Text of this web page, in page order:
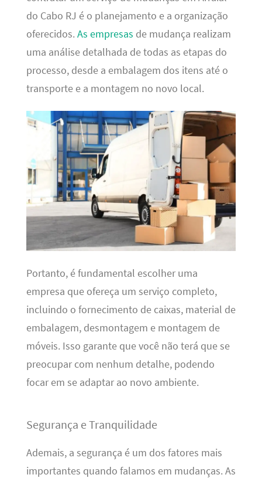
do Cabo RJ é o planejamento e a organização
oferecidos. As empresas de mudança realizam
uma análise detalhada de todas as etapas do
processo, desde a embalagem dos itens até o
transporte e a montagem no novo local.
Portanto, é fundamental escolher uma
empresa que ofereça um serviço completo,
incluindo o fornecimento de caixas, material de
embalagem, desmontagem e montagem de
móveis. Isso garante que você não terá que se
preocupar com nenhum detalhe, podendo
focar em se adaptar ao novo ambiente.
Segurança e Tranquilidade
Ademais, a segurança é um dos fatores mais
importantes quando falamos em mudanças. As